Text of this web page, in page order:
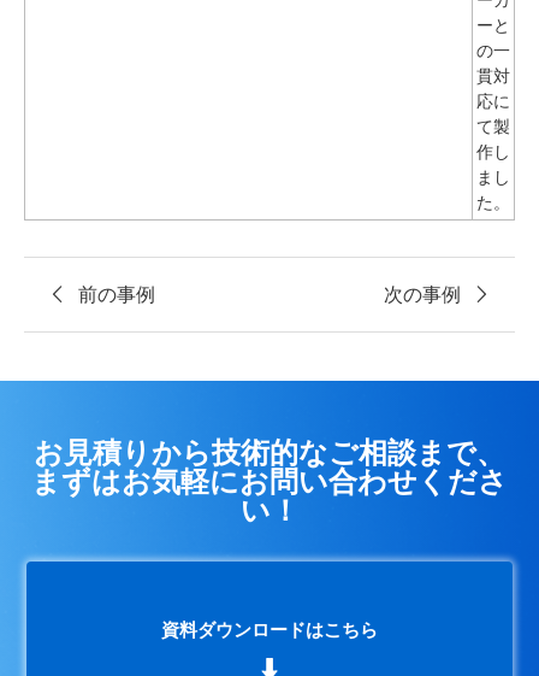
ーと
の一
貫対
応に
て製
作し
まし
た。
前の事例 次の事例
お見積りから技術的なご相談まで、
まずはお気軽にお問い合わせくださ
い！
資料ダウンロードはこちら